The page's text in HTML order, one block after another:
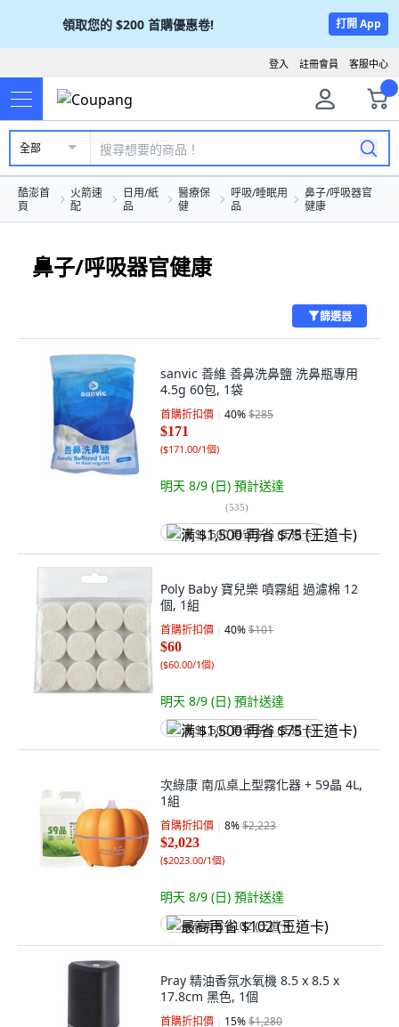
領取您的 $200 首購優惠卷! 打開 App
客服中心
註冊會員
登入
全部
酷澎首
頁
火箭速
配
日用/紙
品
醫療保
健
呼吸/睡眠用
品
鼻子/呼吸器官
健康
鼻子/呼吸器官健康
篩選器
sanvic 善維 善鼻洗鼻鹽 洗鼻瓶專用
4.5g 60包, 1袋
首購折扣價 40%$285
$171
($171.00/1個)
明天 8/9 (日) 預計送達
(535)
满 $1,500 再省 $75 (王道卡)
Poly Baby 寶兒樂 噴霧組 過濾棉 12
個, 1組
首購折扣價 40%$101
$60
($60.00/1個)
明天 8/9 (日) 預計送達
满 $1,500 再省 $75 (王道卡)
次綠康 南瓜桌上型霧化器 + 59晶 4L,
1組
首購折扣價 8%$2,223
$2,023
($2023.00/1個)
明天 8/9 (日) 預計送達
最高再省 $102 (王道卡)
Pray 精油香氛水氧機 8.5 x 8.5 x
17.8cm 黑色, 1個
首購折扣價 15%$1,280